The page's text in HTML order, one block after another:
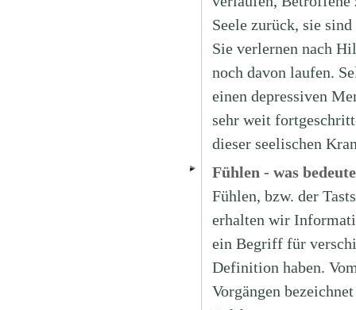
Seele zurück, sie
Sie verlernen nach
noch davon laufen.
einen depressiven
sehr weit
dieser seelischen
Fühlen - was
Fühlen, bzw. der
erhalten wir
ein Begriff für
Definition haben.
Vorgängen